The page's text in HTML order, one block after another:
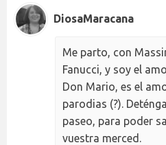
DiosaMaracana
Me parto, con
Fanucci, y soy el
Don Mario, es el
parodias (?).
paseo, para poder
vuestra merced.